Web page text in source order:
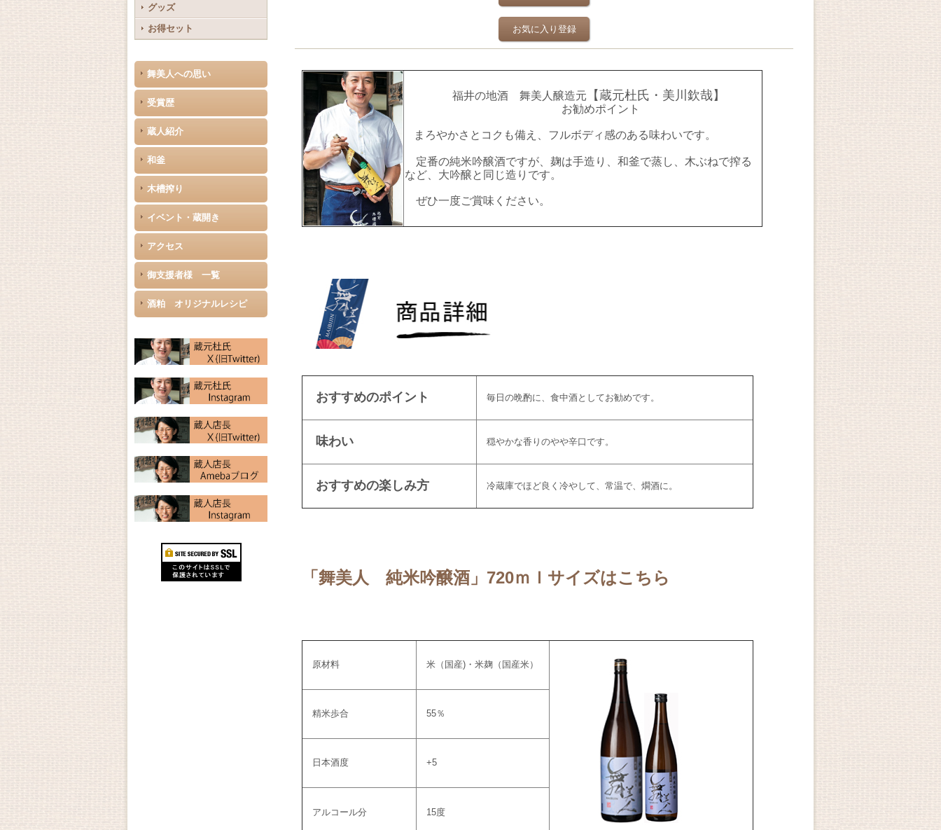
グッズ
お得セット
舞美人への思い
受賞歴
蔵人紹介
和釜
木槽搾り
イベント・蔵開き
アクセス
御支援者様 一覧
酒粕 オリジナルレシピ
お気に入り登録
福井の地酒 舞美人醸造元 【蔵元杜氏・美川欽哉】
お勧めポイント
まろやかさとコクも備え、フルボディ感のある味わいです。
定番の純米吟醸酒ですが、麹は手造り、和釜で蒸し、木ぶねで搾る
など、大吟醸と同じ造りです。
ぜひ一度ご賞味ください。
おすすめのポイント 毎日の晩酌に、食中酒としてお勧めです。
味わい 穏やかな香りのやや辛口です。
おすすめの楽しみ方 冷蔵庫でほど良く冷やして、常温で、燗酒に。
「舞美人 純米吟醸酒」720ｍｌサイズはこちら
原材料 米（国産)・米麹（国産米）
精米歩合 55％
日本酒度 +5
アルコール分 15度